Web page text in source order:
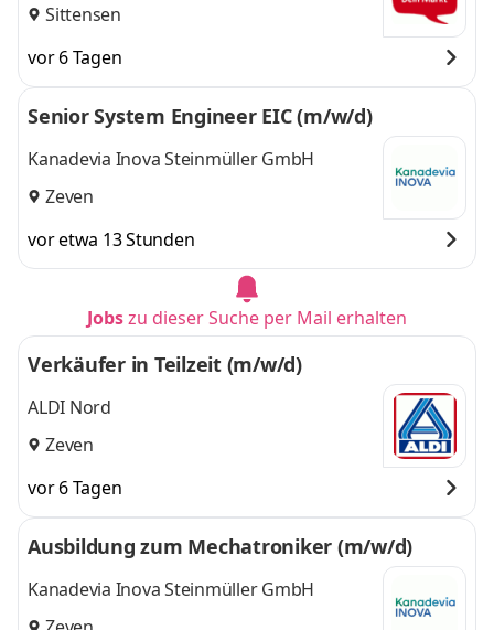
Sittensen
vor 6 Tagen
Senior System Engineer EIC (m/w/d)
Kanadevia Inova Steinmüller GmbH
Zeven
vor etwa 13 Stunden
Jobszu dieser Suche per Mail erhalten
Verkäufer in Teilzeit (m/w/d)
ALDI Nord
Zeven
vor 6 Tagen
Ausbildung zum Mechatroniker (m/w/d)
Kanadevia Inova Steinmüller GmbH